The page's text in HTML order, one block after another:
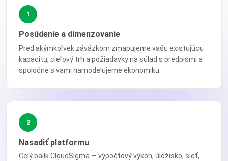
1
Posúdenie a dimenzovanie
Pred akýmkoľvek záväzkom zmapujeme vašu existujúcu
kapacitu, cieľový trh a požiadavky na súlad s predpismi a
spoločne s vami namodelujeme ekonomiku.
2
Nasadiť platformu
Celý balík CloudSigma — výpočtový výkon, úložisko, sieť,